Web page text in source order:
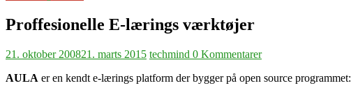
Proffesionelle E-lærings værktøjer
21. oktober 200821. marts 2015 techmind 0 Kommentarer
AULA er en kendt e-lærings platform der bygger på open source programmet: